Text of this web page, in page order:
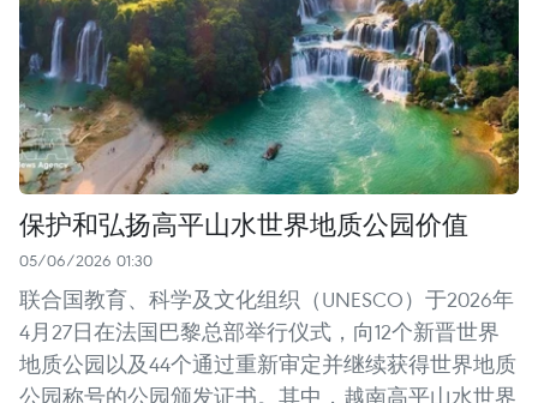
保护和弘扬高平山水世界地质公园价值
05/06/2026 01:30
联合国教育、科学及文化组织（UNESCO）于2026年
4月27日在法国巴黎总部举行仪式，向12个新晋世界
地质公园以及44个通过重新审定并继续获得世界地质
公园称号的公园颁发证书。其中，越南高平山水世界